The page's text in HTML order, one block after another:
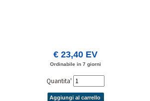
€ 23,40 EV
Ordinabile in 7 giorni
Quantita'
Aggiungi al carrello